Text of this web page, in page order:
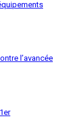
l’avancée